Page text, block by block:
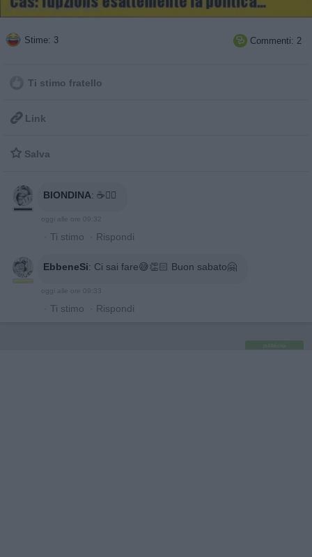
Stime: 3  Commenti: 2
Ti stimo fratello
 Link
 Salva
BIONDINA: ☕🙋‍♀️
oggi alle ore 09:32
· Ti stimo · Rispondi
EbbeneSi: Ci sai fare😅👏🏻 Buon sabato🤗
oggi alle ore 09:33
· Ti stimo · Rispondi
pubblicità